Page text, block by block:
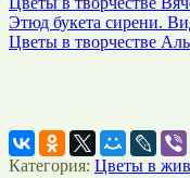
Этюд букета сирени.
Цветы в творчестве
Категория: Цветы в